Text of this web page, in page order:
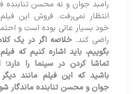
رامبد جوان و نه محسن تنابنده
انتظار نمی‌رفت. فروش این فیلم در
خود بسیار عالی بوده است و احتمالا
راضی کند. خلاصه اگر در یک کلام به
بگوییم، باید اشاره کنیم که فیلم
تماشا کردن در سینما را دارد؛ اما
باشید که این فیلم مانند دیگر
جوان و محسن تنابنده ماندگار شود.